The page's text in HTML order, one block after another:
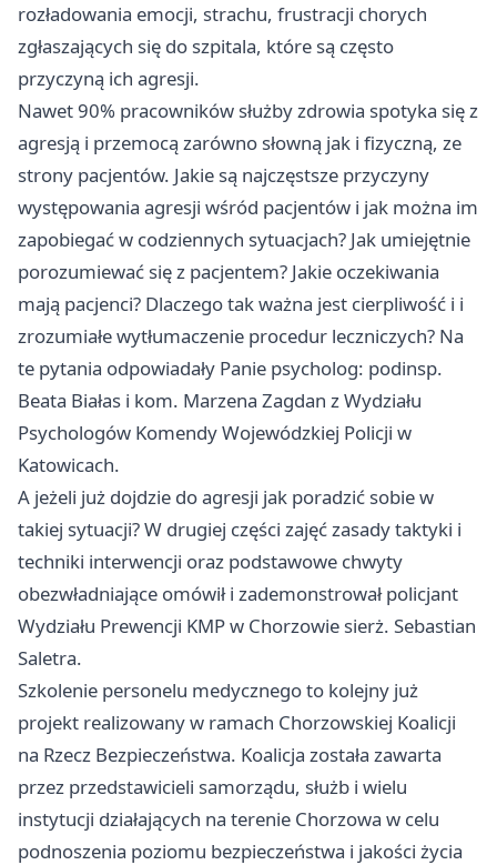
rozładowania emocji, strachu, frustracji chorych
zgłaszających się do szpitala, które są często
przyczyną ich agresji.
Nawet 90% pracowników służby zdrowia spotyka się z
agresją i przemocą zarówno słowną jak i fizyczną, ze
strony pacjentów. Jakie są najczęstsze przyczyny
występowania agresji wśród pacjentów i jak można im
zapobiegać w codziennych sytuacjach? Jak umiejętnie
porozumiewać się z pacjentem? Jakie oczekiwania
mają pacjenci? Dlaczego tak ważna jest cierpliwość i i
zrozumiałe wytłumaczenie procedur leczniczych? Na
te pytania odpowiadały Panie psycholog: podinsp.
Beata Białas i kom. Marzena Zagdan z Wydziału
Psychologów Komendy Wojewódzkiej Policji w
Katowicach.
A jeżeli już dojdzie do agresji jak poradzić sobie w
takiej sytuacji? W drugiej części zajęć zasady taktyki i
techniki interwencji oraz podstawowe chwyty
obezwładniające omówił i zademonstrował policjant
Wydziału Prewencji KMP w Chorzowie sierż. Sebastian
Saletra.
Szkolenie personelu medycznego to kolejny już
projekt realizowany w ramach Chorzowskiej Koalicji
na Rzecz Bezpieczeństwa. Koalicja została zawarta
przez przedstawicieli samorządu, służb i wielu
instytucji działających na terenie Chorzowa w celu
podnoszenia poziomu bezpieczeństwa i jakości życia